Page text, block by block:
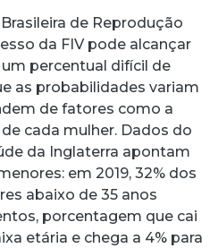
de Reprodução
da FIV pode alcançar
um percentual difícil de
as probabilidades variam
de fatores como a
cada mulher. Dados do
da Inglaterra apontam
em 2019, 32% dos
abaixo de 35 anos
porcentagem que cai
etária e chega a 4% para